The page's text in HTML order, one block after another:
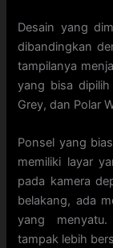
Desain yang
dibandingkan
tampilanya
yang bisa
Grey, dan Polar
Ponsel yang
memiliki layar
pada kamera
belakang, ada
yang
tampak lebih